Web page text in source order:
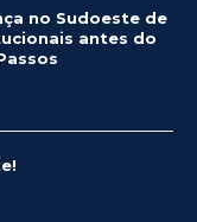
no Sudoeste de
antes do